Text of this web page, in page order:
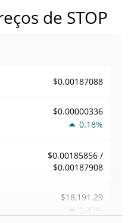
de STOP
$0.00187088
$0.00000336
0.18%
$0.00185856 /
$0.00187908
$18,191.29
0.42%